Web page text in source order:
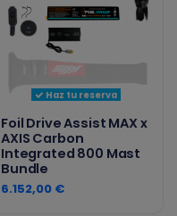
Haz tu reserva
Foil Drive Assist MAX x
AXIS Carbon
Integrated 800 Mast
Bundle
6.152,00 €